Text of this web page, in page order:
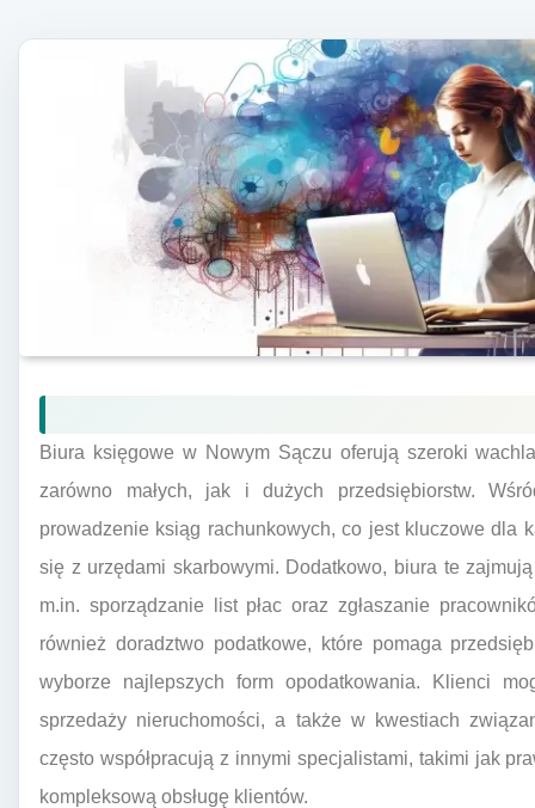
Biura księgowe w Nowym Sączu oferują szeroki
zarówno małych, jak i dużych przedsiębiorstw.
prowadzenie ksiąg rachunkowych, co jest kluczowe dla
się z urzędami skarbowymi. Dodatkowo, biura te
m.in. sporządzanie list płac oraz zgłaszanie
również doradztwo podatkowe, które pomaga
wyborze najlepszych form opodatkowania. Klienci
sprzedaży nieruchomości, a także w kwestiach
często współpracują z innymi specjalistami, takimi jak
kompleksową obsługę klientów.